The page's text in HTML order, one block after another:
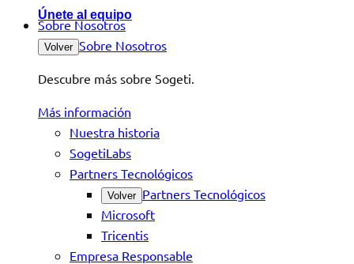
Únete al equipo
Sobre Nosotros
Volver Sobre Nosotros
Descubre más sobre Sogeti.
Más información
Nuestra historia
SogetiLabs
Partners Tecnológicos
Volver Partners Tecnológicos
Microsoft
Tricentis
Empresa Responsable